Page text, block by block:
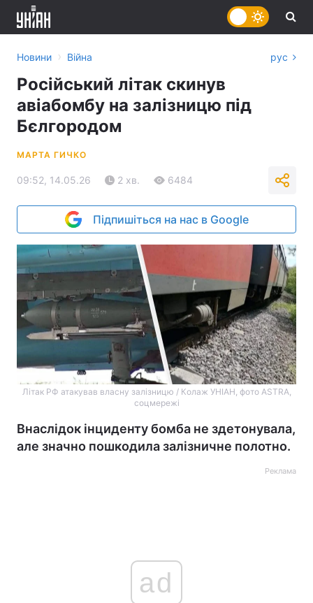
Новини › Війна рус
Російський літак скинув
авіабомбу на залізницю під
Бєлгородом
МАРТА ГИЧКО
09:52, 14.05.26 2 хв. 6484
Підпишіться на нас в Google
Літак РФ атакував власну залізницю / Колаж УНІАН, фото ASTRA,
соцмережі
Внаслідок інциденту бомба не здетонувала,
але значно пошкодила залізничне полотно.
Реклама
ad